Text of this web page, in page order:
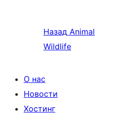
Назад Animal
Wildlife
О нас
Новости
Хостинг